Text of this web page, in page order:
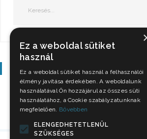
Szavazás
Ez a weboldal sütiket
használ
Ez a weboldal sütiket használ a felhasználói
élmény javítása érdekében. A weboldalunk
használatával Ön hozzájárul az összes süti
használatához, a Cookie szabályzatunknak
megfelelően. Bővebben
ELENGEDHETETLENÜL
SZÜKSÉGES